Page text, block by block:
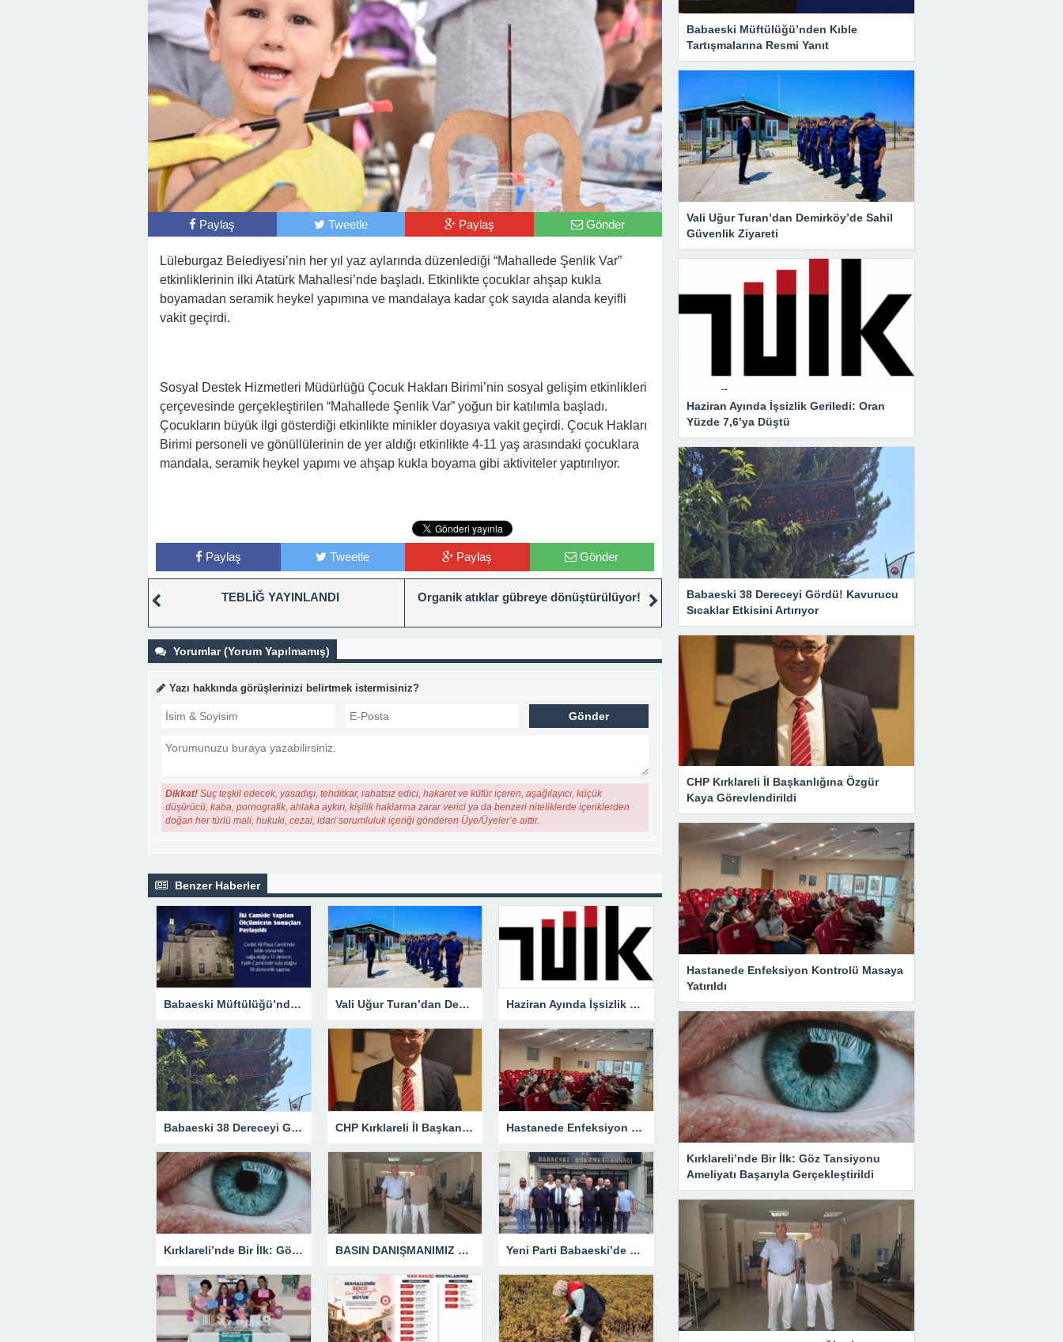
Paylaş Tweetle Paylaş Gönder
Lüleburgaz Belediyesi’nin her yıl yaz aylarında düzenlediği “Mahallede Şenlik Var”
etkinliklerinin ilki Atatürk Mahallesi’nde başladı. Etkinlikte çocuklar ahşap kukla
boyamadan seramik heykel yapımına ve mandalaya kadar çok sayıda alanda keyifli
vakit geçirdi.
Sosyal Destek Hizmetleri Müdürlüğü Çocuk Hakları Birimi’nin sosyal gelişim etkinlikleri
çerçevesinde gerçekleştirilen “Mahallede Şenlik Var” yoğun bir katılımla başladı.
Çocukların büyük ilgi gösterdiği etkinlikte minikler doyasıya vakit geçirdi. Çocuk Hakları
Birimi personeli ve gönüllülerinin de yer aldığı etkinlikte 4-11 yaş arasındaki çocuklara
mandala, seramik heykel yapımı ve ahşap kukla boyama gibi aktiviteler yaptırılıyor.
Paylaş Tweetle Paylaş Gönder
TEBLİĞ YAYINLANDI Organik atıklar gübreye dönüştürülüyor!
Yorumlar (Yorum Yapılmamış)
Yazı hakkında görüşlerinizi belirtmek istermisiniz?
Dikkat! Suç teşkil edecek, yasadışı, tehditkar, rahatsız edici, hakaret ve küfür içeren, aşağılayıcı, küçük
düşürücü, kaba, pornografik, ahlaka aykırı, kişilik haklarına zarar verici ya da benzeri niteliklerde içeriklerden
doğan her türlü mali, hukuki, cezai, idari sorumluluk içeriği gönderen Üye/Üyeler’e aittir.
Benzer Haberler
Babaeski Müftülüğü’nden Kıble Tartışmalarına Resmi Yanıt Vali Uğur Turan’dan Demirköy’de Sahil Güvenlik Ziyareti Haziran Ayında İşsizlik Geriledi: Oran Yüzde 7,6’ya Düştü
Babaeski 38 Dereceyi Gördü! Kavurucu Sıcaklar Etkisini Artırıyor CHP Kırklareli İl Başkanlığına Özgür Kaya Görevlendirildi Hastanede Enfeksiyon Kontrolü Masaya Yatırıldı
Kırklareli’nde Bir İlk: Göz Tansiyonu Ameliyatı Başarıyla Gerçekleştirildi BASIN DANIŞMANIMIZ DEĞİLDİR! Yeni Parti Babaeski’de Resmen Kuruldu
Babaeski Müftülüğü’nden Kıble
Tartışmalarına Resmi Yanıt
Vali Uğur Turan’dan Demirköy’de Sahil
Güvenlik Ziyareti
Haziran Ayında İşsizlik Geriledi: Oran
Yüzde 7,6’ya Düştü
Babaeski 38 Dereceyi Gördü! Kavurucu
Sıcaklar Etkisini Artırıyor
CHP Kırklareli İl Başkanlığına Özgür
Kaya Görevlendirildi
Hastanede Enfeksiyon Kontrolü Masaya
Yatırıldı
Kırklareli’nde Bir İlk: Göz Tansiyonu
Ameliyatı Başarıyla Gerçekleştirildi